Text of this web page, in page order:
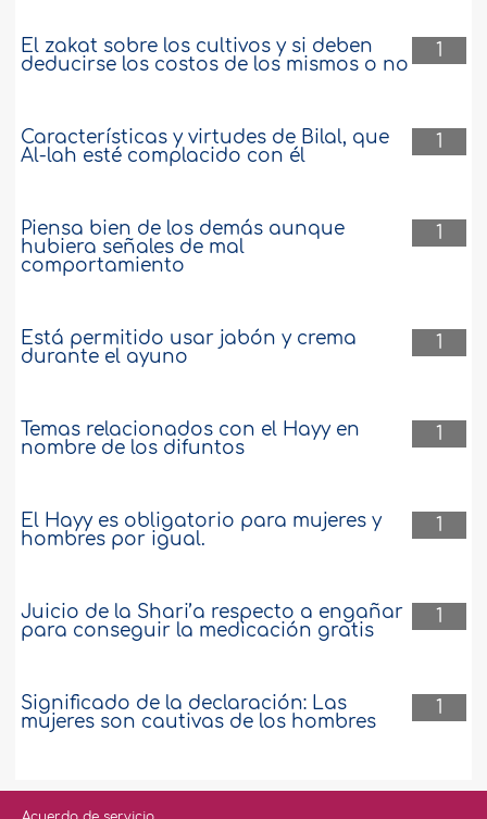
1
El zakat sobre los cultivos y si deben
deducirse los costos de los mismos o no
1
Características y virtudes de Bilal, que
Al-lah esté complacido con él
1
Piensa bien de los demás aunque
hubiera señales de mal
comportamiento
1
Está permitido usar jabón y crema
durante el ayuno
1
Temas relacionados con el Hayy en
nombre de los difuntos
1
El Hayy es obligatorio para mujeres y
hombres por igual.
1
Juicio de la Shari’a respecto a engañar
para conseguir la medicación gratis
1
Significado de la declaración: Las
mujeres son cautivas de los hombres